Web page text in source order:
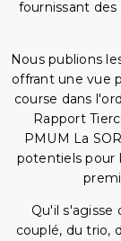
fournissant des
Nous publions
offrant une vue
course dans
Rapport
PMUM La
potentiels pour
Qu'il s'agisse
couplé, du trio,